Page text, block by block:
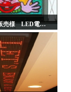
売様 LED電光